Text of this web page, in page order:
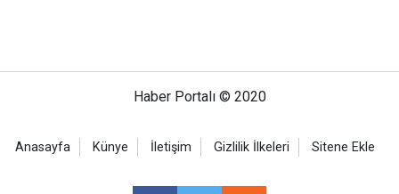
Haber Portalı © 2020
Anasayfa Künye İletişim Gizlilik İlkeleri Sitene Ekle